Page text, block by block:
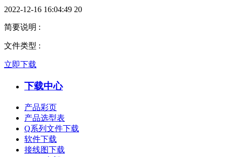
2022-12-16 16:04:49 20
简要说明 :
文件类型 :
立即下载
下载中心
产品彩页
产品选型表
Q系列文件下载
软件下载
接线图下载